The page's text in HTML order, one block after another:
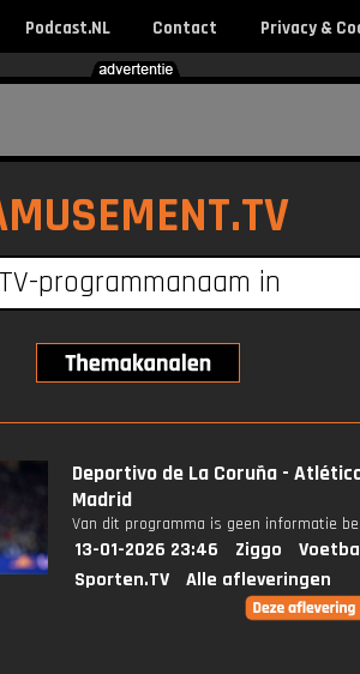
Podcast.NL Contact Privacy &
Deportivo de La Coruña -
Madrid
Van dit programma is geen informatie
13-01-2026 23:46 Ziggo
Sporten.TV
Alle afleveringen